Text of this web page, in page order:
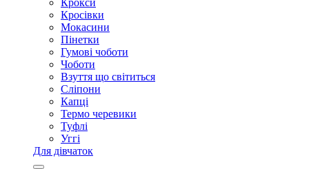
Крокси
Кросівки
Мокасини
Пінетки
Гумові чоботи
Чоботи
Взуття що світиться
Сліпони
Капці
Термо черевики
Туфлі
Уггі
Для дівчаток